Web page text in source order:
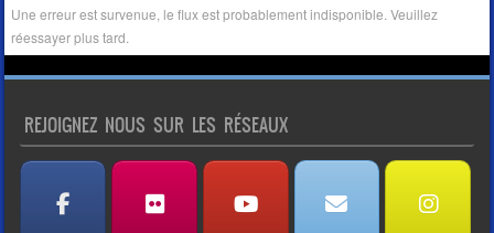
Une erreur est survenue, le flux est probablement indisponible. Veuillez
réessayer plus tard.
REJOIGNEZ NOUS SUR LES RÉSEAUX